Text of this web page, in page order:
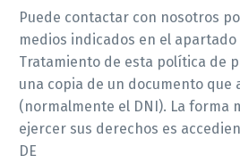
Puede contactar con nosotros
medios indicados en el
Tratamiento de esta política de
una copia de un documento que
(normalmente el DNI). La forma
ejercer sus derechos es
DE